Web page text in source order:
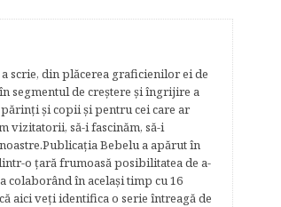
scrie, din plăcerea graficienilor ei de
segmentul de creştere şi îngrijire a
şi copii şi pentru cei care ar
vizitatorii, să-i fascinăm, să-i
Publicația Bebelu a apărut în
o ţară frumoasă posibilitatea de a-
colaborând în acelaşi timp cu 16
aici veţi identifica o serie întreagă de